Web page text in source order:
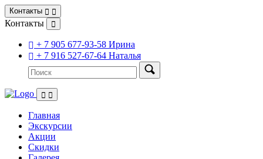
Контакты
Контакты
+ 7 905 677-93-58 Ирина
+ 7 916 527-67-64 Наталья
Главная
Экскурсии
Акции
Скидки